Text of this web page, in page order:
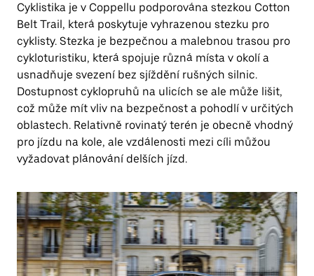
Cyklistika je v Coppellu podporována stezkou Cotton
Belt Trail, která poskytuje vyhrazenou stezku pro
cyklisty. Stezka je bezpečnou a malebnou trasou pro
cykloturistiku, která spojuje různá místa v okolí a
usnadňuje svezení bez sjíždění rušných silnic.
Dostupnost cyklopruhů na ulicích se ale může lišit,
což může mít vliv na bezpečnost a pohodlí v určitých
oblastech. Relativně rovinatý terén je obecně vhodný
pro jízdu na kole, ale vzdálenosti mezi cíli můžou
vyžadovat plánování delších jízd.